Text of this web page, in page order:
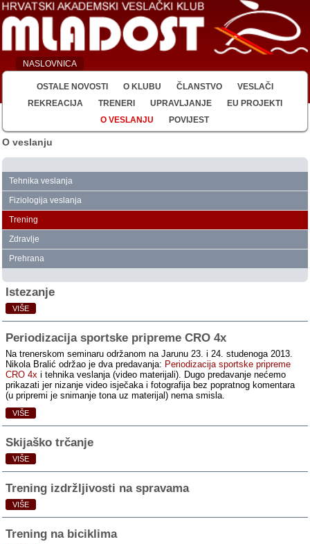
NASLOVNICA
OSTALE NOVOSTI O KLUBU ČLANSTVO
VESLAČI
REKREACIJA
TRENERI UPRAVLJANJE
EU PROJEKTI
O VESLANJU
POVIJEST
O veslanju
Tehnika veslanja
Fiziologija veslanja
Trening
Zdravlje
Prehrana
Istezanje
VIŠE
Periodizacija sportske pripreme CRO 4x
Na trenerskom seminaru održanom na Jarunu 23. i 24. studenoga 2013.
Nikola Bralić održao je dva predavanja: Periodizacija sportske pripreme
CRO 4x i tehnika veslanja (video materijali). Dugo predavanje nećemo
prikazati jer nizanje video isječaka i fotografija bez popratnog komentara
(u pripremi je snimanje tona uz materijal) nema smisla.
VIŠE
Skijaško trčanje
VIŠE
Trening izdržljivosti na spravama
VIŠE
Trening na biciklima